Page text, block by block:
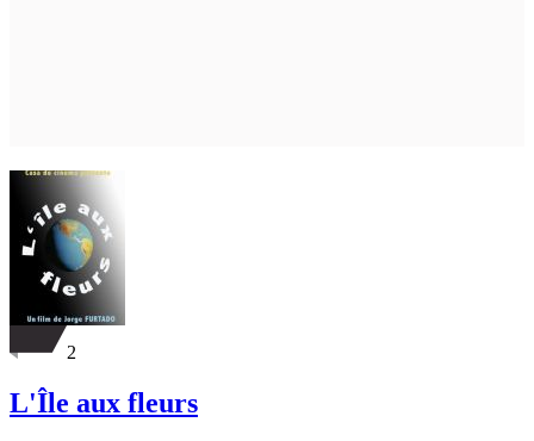
2
L'Île aux fleurs